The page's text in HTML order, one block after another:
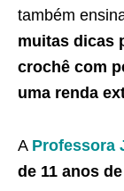
também
muitas dicas
crochê com
uma renda
A Professora
de 11 anos